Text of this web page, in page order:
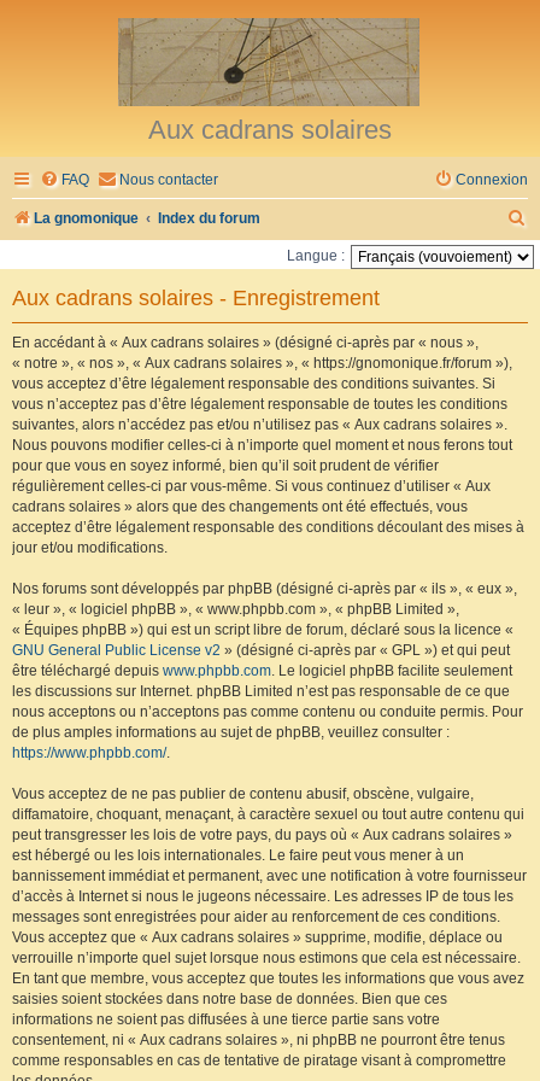
Aux cadrans solaires
FAQ Nous contacter Connexion
La gnomonique Index du forum
e
Langue :
Aux cadrans solaires - Enregistrement
En accédant à « Aux cadrans solaires » (désigné ci-après par « nous »,
« notre », « nos », « Aux cadrans solaires », « https://gnomonique.fr/forum »),
vous acceptez d’être légalement responsable des conditions suivantes. Si
vous n’acceptez pas d’être légalement responsable de toutes les conditions
suivantes, alors n’accédez pas et/ou n’utilisez pas « Aux cadrans solaires ».
Nous pouvons modifier celles-ci à n’importe quel moment et nous ferons tout
pour que vous en soyez informé, bien qu’il soit prudent de vérifier
régulièrement celles-ci par vous-même. Si vous continuez d’utiliser « Aux
cadrans solaires » alors que des changements ont été effectués, vous
acceptez d’être légalement responsable des conditions découlant des mises à
jour et/ou modifications.
Nos forums sont développés par phpBB (désigné ci-après par « ils », « eux »,
« leur », « logiciel phpBB », « www.phpbb.com », « phpBB Limited »,
« Équipes phpBB ») qui est un script libre de forum, déclaré sous la licence «
GNU General Public License v2 » (désigné ci-après par « GPL ») et qui peut
être téléchargé depuis www.phpbb.com. Le logiciel phpBB facilite seulement
les discussions sur Internet. phpBB Limited n’est pas responsable de ce que
nous acceptons ou n’acceptons pas comme contenu ou conduite permis. Pour
de plus amples informations au sujet de phpBB, veuillez consulter :
https://www.phpbb.com/.
Vous acceptez de ne pas publier de contenu abusif, obscène, vulgaire,
diffamatoire, choquant, menaçant, à caractère sexuel ou tout autre contenu qui
peut transgresser les lois de votre pays, du pays où « Aux cadrans solaires »
est hébergé ou les lois internationales. Le faire peut vous mener à un
bannissement immédiat et permanent, avec une notification à votre fournisseur
d’accès à Internet si nous le jugeons nécessaire. Les adresses IP de tous les
messages sont enregistrées pour aider au renforcement de ces conditions.
Vous acceptez que « Aux cadrans solaires » supprime, modifie, déplace ou
verrouille n’importe quel sujet lorsque nous estimons que cela est nécessaire.
En tant que membre, vous acceptez que toutes les informations que vous avez
saisies soient stockées dans notre base de données. Bien que ces
informations ne soient pas diffusées à une tierce partie sans votre
consentement, ni « Aux cadrans solaires », ni phpBB ne pourront être tenus
comme responsables en cas de tentative de piratage visant à compromettre